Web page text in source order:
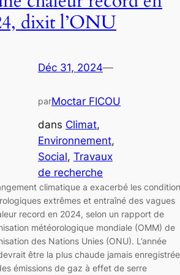
dixit l’ONU
Déc 31, 2024—
parMoctar FICOU
dans Climat
Environnement
Social, Travaux
de recherche
climatique a exacerbé les
extrêmes et entraîné des vagues
record en 2024, selon un rapport de
météorologique mondiale (OMM) de
des Nations Unies (ONU). L’année
être la plus chaude jamais
émissions de gaz à effet de serre